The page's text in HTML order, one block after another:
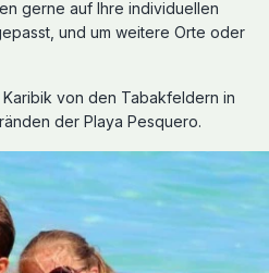
gerne auf Ihre individuellen
und um weitere Orte oder
von den Tabakfeldern in
der Playa Pesquero.